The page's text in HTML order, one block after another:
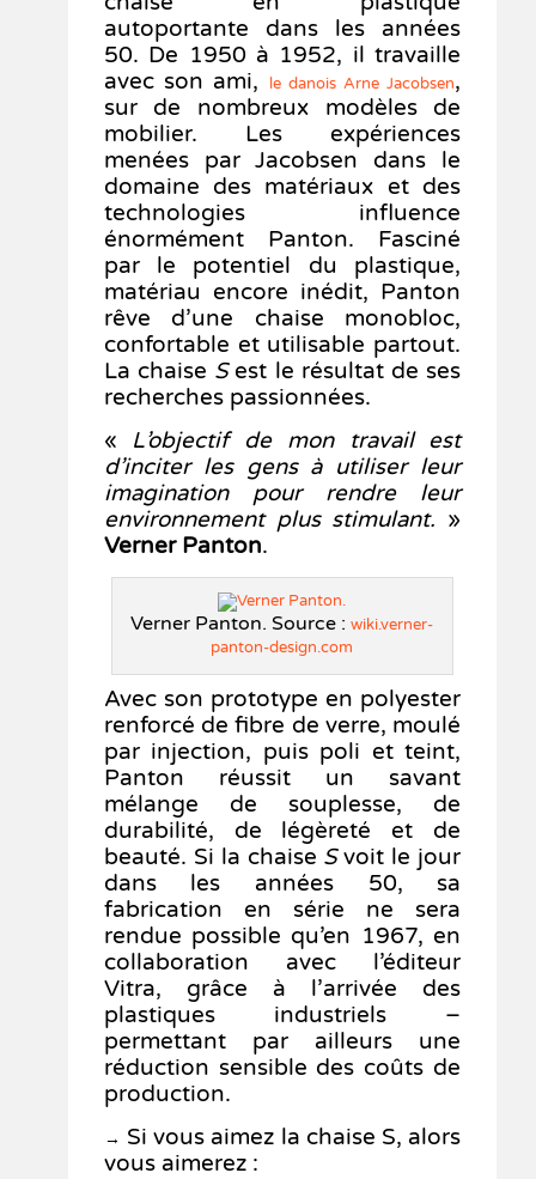
autoportante dans les années
50. De 1950 à 1952, il travaille
avec son ami,
le danois Arne Jacobsen,
sur de nombreux modèles de
mobilier. Les expériences
menées par Jacobsen dans le
domaine des matériaux et des
technologies influence
énormément Panton. Fasciné
par le potentiel du plastique,
matériau encore inédit, Panton
rêve d’une chaise monobloc,
confortable et utilisable partout.
La chaise Sest le résultat de ses
recherches passionnées.
« L’objectif de mon travail est
d’inciter les gens à utiliser leur
imagination pour rendre leur
environnement plus stimulant. »
Verner Panton.
Verner Panton. Source :wiki.verner-
panton-design.com
Avec son prototype en polyester
renforcé de fibre de verre, moulé
par injection, puis poli et teint,
Panton réussit un savant
mélange de souplesse, de
durabilité, de légèreté et de
beauté. Si la chaise Svoit le jour
dans les années 50, sa
fabrication en série ne sera
rendue possible qu’en 1967, en
collaboration avec l’éditeur
Vitra, grâce à l’arrivée des
plastiques industriels –
permettant par ailleurs une
réduction sensible des coûts de
production.
→ Si vous aimez la chaise S, alors
vous aimerez :